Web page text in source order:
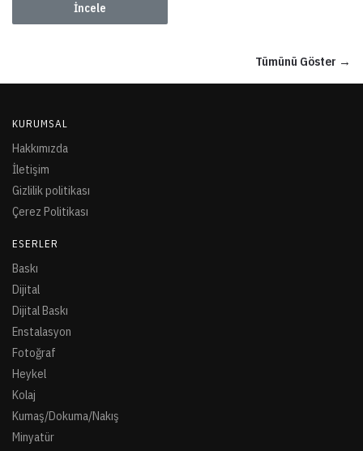
İncele
Tümünü Göster →
KURUMSAL
Hakkımızda
İletişim
Gizlilik politikası
Çerez Politikası
ESERLER
Baskı
Dijital
Dijital Baskı
Enstalasyon
Fotoğraf
Heykel
Kolaj
Kumaş/Dokuma/Nakış
Minyatür